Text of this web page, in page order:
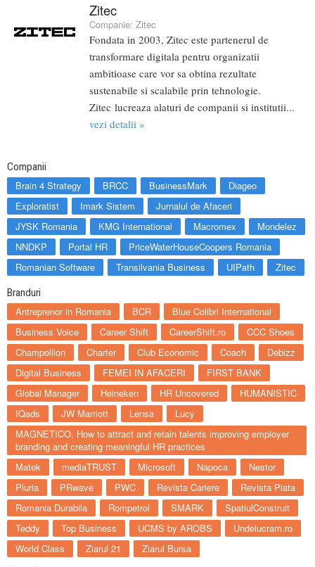
Zitec
Companie: Zitec
Fondata in 2003, Zitec este partenerul de
transformare digitala pentru organizatii
ambitioase care vor sa obtina rezultate
sustenabile si scalabile prin tehnologie.
Zitec lucreaza alaturi de companii si institutii...
vezi detalii »
Companii
Brain 4 Strategy BRCC BusinessMark
Diageo
Exploratist
Imark Sistem
Jurnalul de Afaceri
JYSK Romania
KMG International Macromex
Mondelez
NNDKP
Portal HR
PriceWaterHouseCoopers Romania
Romanian Software
Transilvania Business UIPath Zitec
Branduri
Antreprenor in Romania BCR
Blue Colibri International
Business Voice
Career Shift CareerShift.ro
CCC Shoes
Champollion
Charter Club Economic Coach
Debizz
Digital Business
FEMEI IN AFACERI
FIRST BANK
Global Manager
Heineken HR Uncovered
HUMANISTIC
IQads
JW Marriott Lensa
Lucy
MAGNETICO. How to attract and retain talents improving employer
branding and creating meaningful HR practices
Matek
mediaTRUST Microsoft Napoca
Nestor
Pluria
PRwave PWC Revista Cariere
Revista Piata
Romania Durabila
Rompetrol SMARK
SpatiulConstruit
Teddy
Top Business UCMS by AROBS
Undelucram.ro
World Class
Ziarul 21 Ziarul Bursa